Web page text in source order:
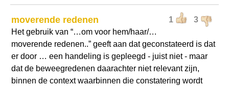
1 3
moverende redenen
Het gebruik van “…om voor hem/haar/…
moverende redenen..” geeft aan dat geconstateerd is dat
er door … een handeling is gepleegd - juist niet - maar
dat de beweegredenen daarachter niet relevant zijn,
binnen de context waarbinnen die constatering wordt